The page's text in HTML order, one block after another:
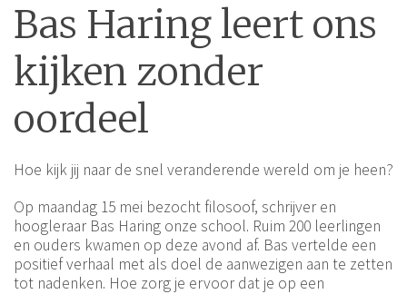
Bas Haring leert ons
kijken zonder
oordeel
Hoe kijk jij naar de snel veranderende wereld om je heen?
Op maandag 15 mei bezocht filosoof, schrijver en
hoogleraar Bas Haring onze school. Ruim 200 leerlingen
en ouders kwamen op deze avond af. Bas vertelde een
positief verhaal met als doel de aanwezigen aan te zetten
tot nadenken. Hoe zorg je ervoor dat je op een